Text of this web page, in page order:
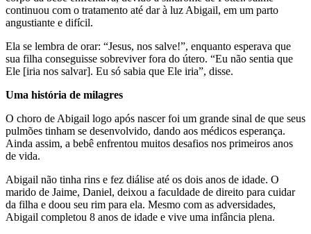
continuou com o tratamento até dar à luz Abigail, em um parto
angustiante e difícil.
Ela se lembra de orar: “Jesus, nos salve!”, enquanto esperava que
sua filha conseguisse sobreviver fora do útero. “Eu não sentia que
Ele [iria nos salvar]. Eu só sabia que Ele iria”, disse.
Uma história de milagres
O choro de Abigail logo após nascer foi um grande sinal de que seus
pulmões tinham se desenvolvido, dando aos médicos esperança.
Ainda assim, a bebê enfrentou muitos desafios nos primeiros anos
de vida.
Abigail não tinha rins e fez diálise até os dois anos de idade. O
marido de Jaime, Daniel, deixou a faculdade de direito para cuidar
da filha e doou seu rim para ela. Mesmo com as adversidades,
Abigail completou 8 anos de idade e vive uma infância plena.